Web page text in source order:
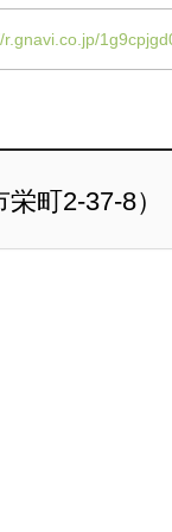
r.gnavi.co.jp/
町2-37-8）